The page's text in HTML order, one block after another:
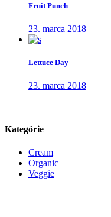
Fruit Punch
23. marca 2018
Lettuce Day
23. marca 2018
Kategórie
Cream
Organic
Veggie